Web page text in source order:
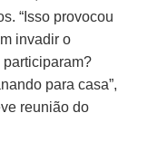
“Isso provocou
invadir o
participaram?
para casa”,
reunião do